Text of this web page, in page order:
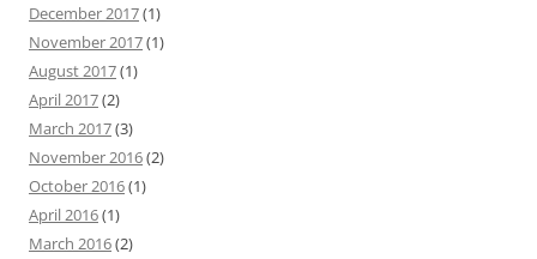
December 2017(1)
November 2017(1)
August 2017(1)
April 2017(2)
March 2017(3)
November 2016(2)
October 2016(1)
April 2016(1)
March 2016(2)